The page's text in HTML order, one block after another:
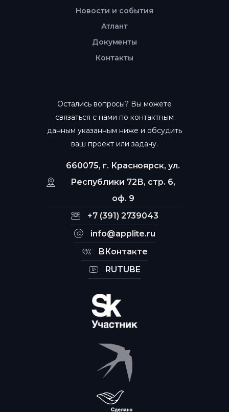
Новости и события
Атлант
Документы
Контакты
Остались вопросы? Вы можете
связаться с нами по контактным
данным указанным ниже и обсудить
ваш проект или задачу.
660075, г. Красноярск, ул.
Республики 72В, стр. 6,
оф. 9
+7 (391) 2739043
info@applite.ru
ВКонтакте
RUTUBE